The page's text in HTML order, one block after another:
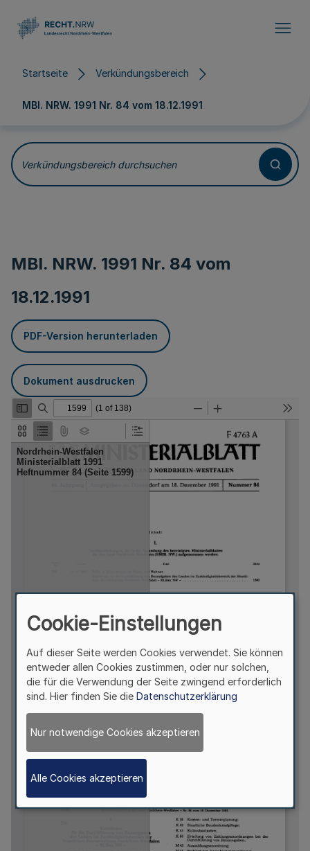
Startseite Verkündungsbereich
MBl. NRW. 1991 Nr. 84 vom 18.12.1991
Verkündungsbereich durchsuchen
MBl. NRW. 1991 Nr. 84 vom
18.12.1991
PDF-Version herunterladen
Dokument ausdrucken
Cookie-Einstellungen
Auf dieser Seite werden Cookies verwendet. Sie können
entweder allen Cookies zustimmen, oder nur solchen,
die für die Verwendung der Seite zwingend erforderlich
sind. Hier finden Sie die Datenschutzerklärung
Nur notwendige Cookies akzeptieren
Alle Cookies akzeptieren